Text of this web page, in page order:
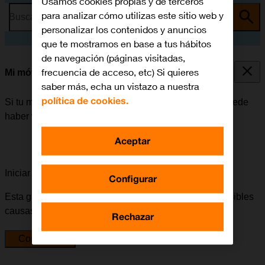
Busca por problema o tema
Mi móvil está bloqueado
Si tu móvil está bloqueado después de encenderlo, puede
haber varias causas al problema.
Iniciar la guía para solucionar tu problema
Esta guía te va a conducir a través de una serie de posibles
causas y soluciones al problema.
Comenzar
para analizar cómo utilizas este sitio web y
personalizar los contenidos y anuncios
que te mostramos en base a tus hábitos
de navegación (páginas visitadas,
frecuencia de acceso, etc) Si quieres
saber más, echa un vistazo a nuestra
política de cookies.
Configurar
Rechazar
Aceptar